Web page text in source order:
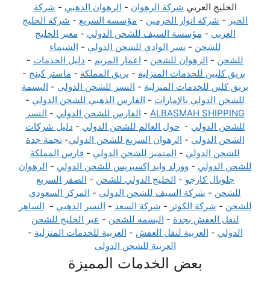
الخليج العربي شركة الرهوان - الرهوان الذهبي - شركة
الخير - شركة انوار الحرمين - مؤسسة السريع - شركة الخليج
العربي - مؤسسة السيف للشحن الدولي - معبر الخليج
للشحن - نسر الوادي للشحن الدولي - الشيماء
للشحن - الرهوان للشحن - اعمار المريم - دليل الخدمات -
بريق كليين للخدمات المنزلية - بريق المملكة - ماستر كينج -
بريق كلين للخدمات المنزلية - النسر للشحن الدولي - البسمة
للشحن الدولي بالإمارات - الفارس الذهبي للشحن الدولي -
ALBASMAH SHIPPING
- الفارس للشحن الدولي - النسر
للشحن الدولي -حول العالم للشحن الدولي - دليل شركات
الشحن الدولي - الرهوان السريع للشحن الدولي- نجمة جدة
للشحن الدولي - المتميز للشحن الدولي - فارس المملكة
للشحن الدولي - وورلد وايد إكسبريس للشحن الدولي - الرهوان
جلوبال كارجو - الخليج الدولي للشحن - الصقر السريع
للشحن - شركة السيف للشحن الدولي - المركز السعودي
للشحن - شركة الكوثر - شركة السعد - النسر الذهبي - الساهر
لنقل العفش بجدة - البسمه للشحن - عبر الخليج للشحن
الدولي - العربية لنقل العفش - العربية للخدمات المنزلية -
العربية للشحن الدولي
بعض الخدمات المميزة